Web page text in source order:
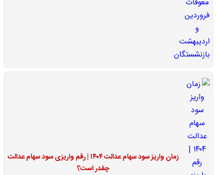
زمان واریز سود سهام عدالت ۱۴۰۴ | رقم واریزی سود سهام عدالت
چقدر است؟